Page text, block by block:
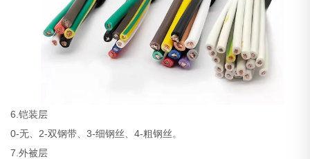
6.铠装层
0-无、2-双钢带、3-细钢丝、4-粗钢丝。
7.外被层